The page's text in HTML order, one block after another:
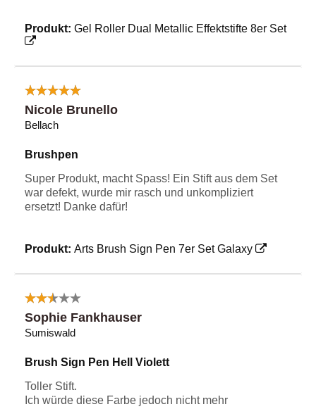
Produkt: Gel Roller Dual Metallic Effektstifte 8er Set
Nicole Brunello
Bellach
Brushpen
Super Produkt, macht Spass! Ein Stift aus dem Set
war defekt, wurde mir rasch und unkompliziert
ersetzt! Danke dafür!
Produkt: Arts Brush Sign Pen 7er Set Galaxy
Sophie Fankhauser
Sumiswald
Brush Sign Pen Hell Violett
Toller Stift.
Ich würde diese Farbe jedoch nicht mehr